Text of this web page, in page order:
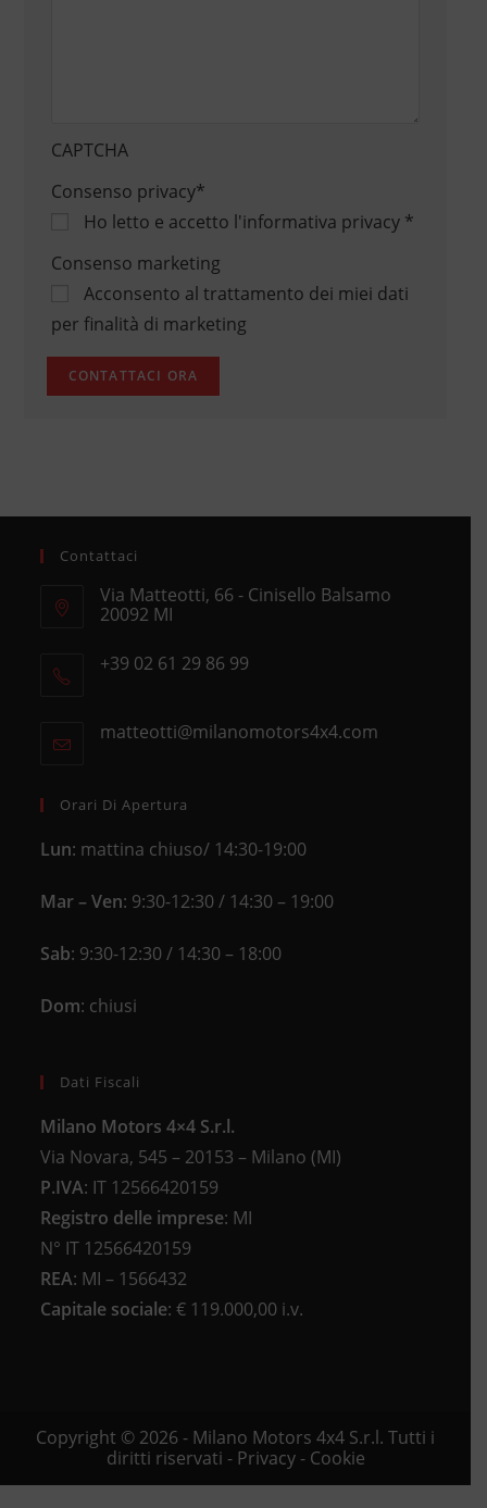
CAPTCHA
Consenso privacy*
Ho letto e accetto l'informativa privacy*
Consenso marketing
Acconsento al trattamento dei miei dati
per finalità di marketing
Contattaci
Via Matteotti, 66 - Cinisello Balsamo
20092 MI
in
+39 02 61 29 86 99
your
matteotti@milanomotors4x4.comOpens
Orari Di Apertura
Lun: mattina chiuso/ 14:30-19:00
Mar – Ven: 9:30-12:30 / 14:30 – 19:00
Sab: 9:30-12:30 / 14:30 – 18:00
Dom: chiusi
Dati Fiscali
Milano Motors 4×4 S.r.l.
Via Novara, 545 – 20153 – Milano (MI)
P.IVA: IT 12566420159
Registro delle imprese: MI
N° IT 12566420159
REA: MI – 1566432
Capitale sociale: € 119.000,00 i.v.
Copyright © 2026 - Milano Motors 4x4 S.r.l. Tutti i
diritti riservati - Privacy- Cookie